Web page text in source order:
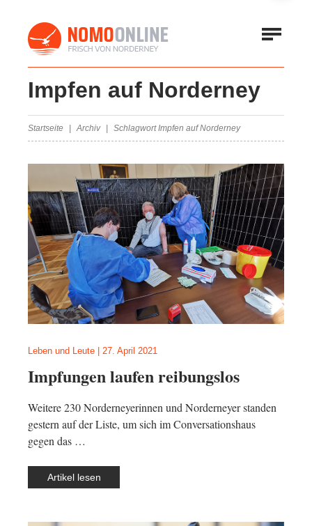
Impfen auf Norderney
Startseite Archiv Schlagwort Impfen auf Norderney
Leben und Leute 27. April 2021
Impfungen laufen reibungslos
Weitere 230 Norderneyerinnen und Norderneyer standen
gestern auf der Liste, um sich im Conversationshaus
gegen das …
Artikel lesen